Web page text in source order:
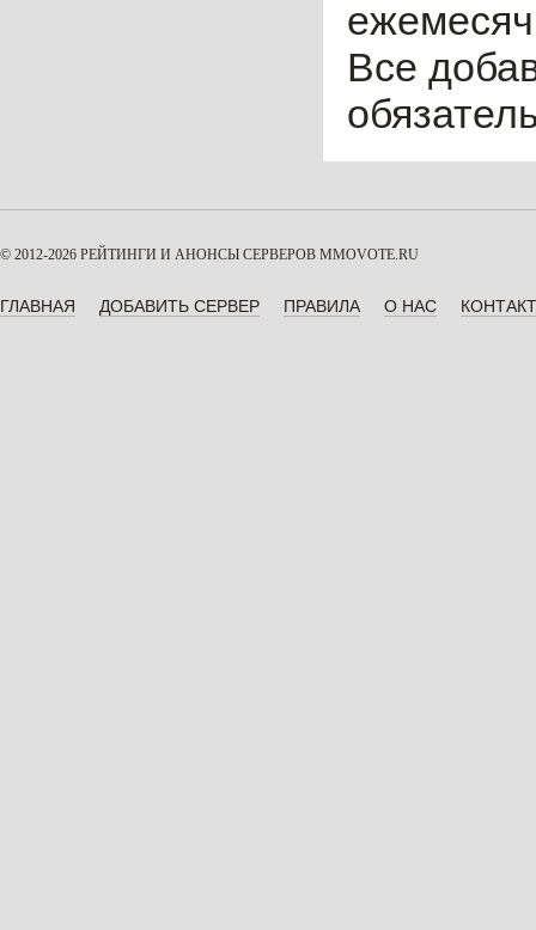
Все
© 2012-2026 РЕЙТИНГИ И АНОНСЫ СЕРВЕРОВ MMOVOTE.RU
ГЛАВНАЯ ДОБАВИТЬ СЕРВЕР ПРАВИЛА О НАС